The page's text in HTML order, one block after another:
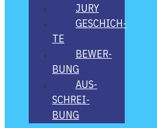
JURY
GESCHICH­
TE
BEWER­
BUNG
AUS­
SCHREI­
BUNG